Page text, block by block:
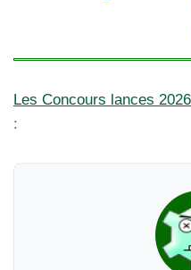
Les Concours lances
: